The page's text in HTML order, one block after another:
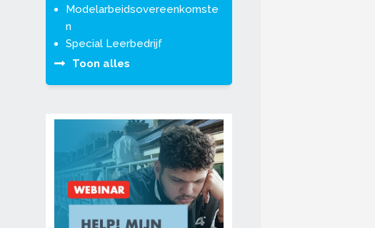
Modelarbeidsovereenkomste
n
Special Leerbedrijf
Toon alles